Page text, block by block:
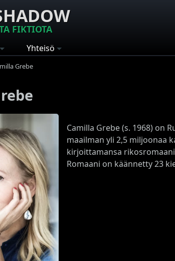
FIKTIOTA
Yhteisö
Grebe
Camilla Grebe (s. 1968) on
maailman yli 2,5 miljoonaa
kirjoittamansa
Romaani on käännetty 23